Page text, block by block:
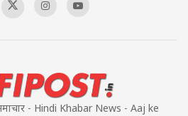
- Hindi Khabar News - Aaj ke